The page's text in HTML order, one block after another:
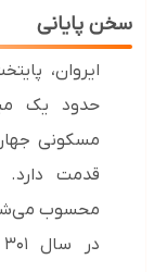
سخن پایانی
ایروان،
حدود یک
مسکونی
قدمت دارد.
محسوب
در سال ۳۰۱